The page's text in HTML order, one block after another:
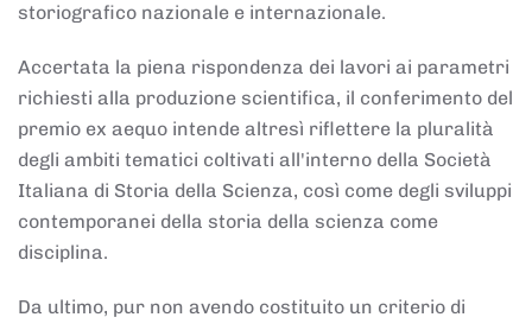
storiografico nazionale e internazionale.
Accertata la piena rispondenza dei lavori ai parametri
richiesti alla produzione scientifica, il conferimento del
premio ex aequo intende altresì riflettere la pluralità
degli ambiti tematici coltivati all'interno della Società
Italiana di Storia della Scienza, così come degli sviluppi
contemporanei della storia della scienza come
disciplina.
Da ultimo, pur non avendo costituito un criterio di